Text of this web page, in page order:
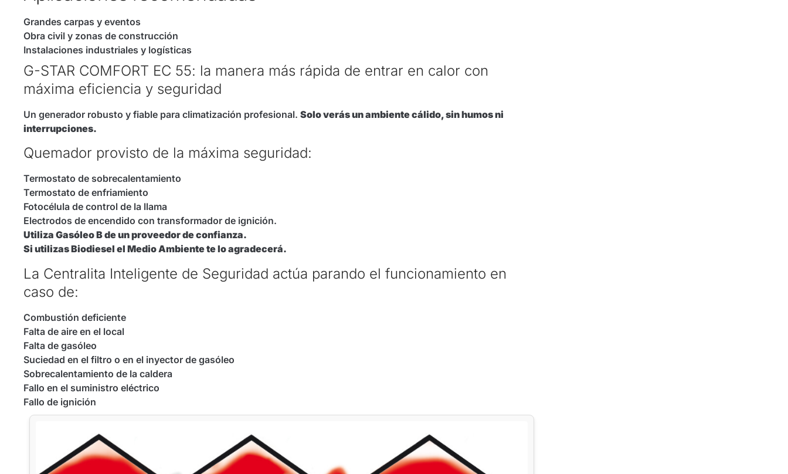
Grandes carpas y eventos
Obra civil y zonas de construcción
Instalaciones industriales y logísticas
G-STAR COMFORT EC 55: la manera más rápida de entrar en calor con
máxima eficiencia y seguridad
Un generador robusto y fiable para climatización profesional. Solo verás un ambiente cálido, sin humos ni
interrupciones.
Quemador provisto de la máxima seguridad:
Termostato de sobrecalentamiento
Termostato de enfriamiento
Fotocélula de control de la llama
Electrodos de encendido con transformador de ignición.
Utiliza Gasóleo B de un proveedor de confianza.
Si utilizas Biodiesel el Medio Ambiente te lo agradecerá.
La Centralita Inteligente de Seguridad actúa parando el funcionamiento en
caso de:
Combustión deficiente
Falta de aire en el local
Falta de gasóleo
Suciedad en el filtro o en el inyector de gasóleo
Sobrecalentamiento de la caldera
Fallo en el suministro eléctrico
Fallo de ignición